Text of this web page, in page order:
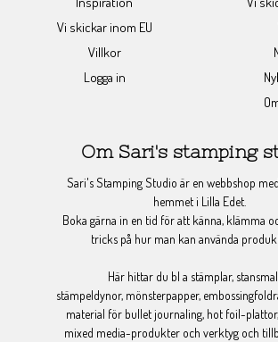
Vi skickar inom EU
Villkor
Logga in
Om Sari's stamping
Sari's Stamping Studio är en webbshop
hemmet i Lilla Edet.
Boka gärna in en tid för att känna, klämma
tricks på hur man kan använda
Här hittar du bl a stämplar,
stämpeldynor, mönsterpapper,
material för bullet journaling, hot foil-
mixed media-produkter och verktyg och